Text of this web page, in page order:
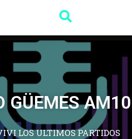
GÜEMES
LOS ULTIMOS PARTIDOS